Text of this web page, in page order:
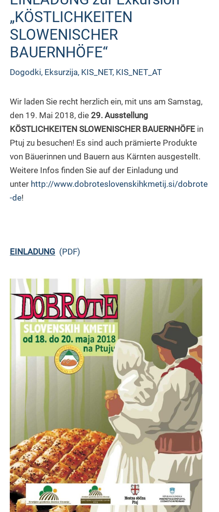
„KÖSTLICHKEITEN
SLOWENISCHER
BAUERNHÖFE“
Dogodki, Eksurzija, KIS_NET, KIS_NET_AT
Wir laden Sie recht herzlich ein, mit uns am Samstag,
den 19. Mai 2018, die 29. Ausstellung
KÖSTLICHKEITEN SLOWENISCHER BAUERNHÖFE in
Ptuj zu besuchen! Es sind auch prämierte Produkte
von Bäuerinnen und Bauern aus Kärnten ausgestellt.
Weitere Infos finden Sie auf der Einladung und
unter http://www.dobroteslovenskihkmetij.si/dobrote
-de!
EINLADUNG (PDF)